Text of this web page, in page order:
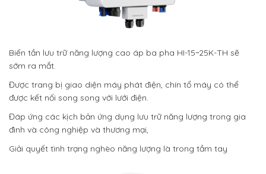
Biến tần lưu trữ năng lượng cao áp ba pha HI-15~25K-TH sẽ
sớm ra mắt.
Được trang bị giao diện máy phát điện, chín tổ máy có thể
được kết nối song song với lưới điện.
Đáp ứng các kịch bản ứng dụng lưu trữ năng lượng trong gia
đình và công nghiệp và thương mại,
Giải quyết tình trạng nghèo năng lượng là trong tầm tay